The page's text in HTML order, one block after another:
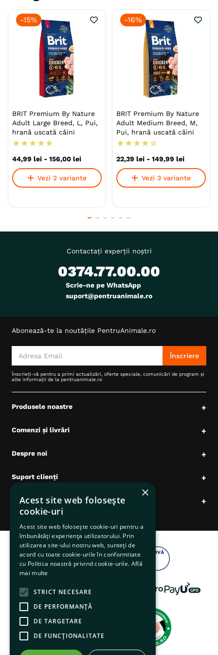
-15%
BRIT Premium By Nature
Adult Large Breed, L, Pui,
hrană uscată câini
★ ★ ★ ★ ★
44,99 lei - 156,00 lei
Vezi 2 variante
-16%
BRIT Premium By Nature
Adult Medium Breed, M,
Pui, hrană uscată câini
★ ★ ★ ★ ☆
22,39 lei - 149,99 lei
Vezi 3 variante
Contactați experții noștri
0374.77.00.00
Scrie-ne pe WhatsApp
suport@pentruanimale.ro
Abonează-te la noutățile PentruAnimale.ro
Înscriere
Înscrieți-vă pentru a primi actualizări, oferte speciale, comunicări de program și
alte informații de la pentruanimale.ro
Produsele noastre +
Comenzi și livrări +
Despre noi +
Suport clienți +
Date comerciale +
×
Acest site web folosește
cookie-uri
Acest site web folosește cookie-uri pentru a
îmbunătăți experiența utilizatorului. Prin
utilizarea site-ului nostru web, sunteți de
acord cu toate cookie-urile în conformitate
cu Politica noastră privind cookie-urile. Află
mai multe
STRICT NECESARE
DE PERFORMANȚĂ
DE TARGETARE
DE FUNCŢIONALITATE